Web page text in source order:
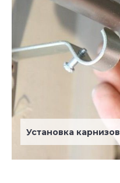
Установка карнизов